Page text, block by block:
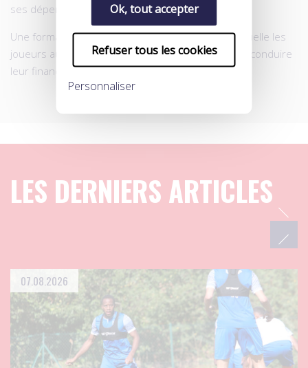
Ok, tout accepter
Refuser tous les cookies
Personnaliser
ses dépenses courantes.
Une formation ludique et interactive, à la fin de laquelle les
joueurs auront acquis les bons réflexes pour bien conduire
leur finances.
LES DERNIERS ARTICLES
07.08.2026